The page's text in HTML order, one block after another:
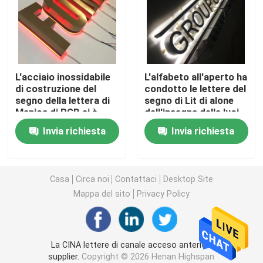
Lettere acriliche principali
insegna al neon su ordinazione
insegna al neon principale
Segno della lettera del metallo
Segno acrilico della lettera
Segno di numero civico
Segno anteriore del deposito
L'acciaio inossidabile
di costruzione del
segno della lettera di
Manica di RGB si è
illuminato
Invia richiesta
L'alfabeto all'aperto ha
condotto le lettere del
segno di Lit di alone
dell'insegna delle luci
della lettera
Invia richiesta
Casa Circa noi Contattaci
Desktop Site
Mappa del sito
Privacy Policy
La CINA lettere di canale acceso anteriori
supplier. Copyright © 2026 Henan Highspan